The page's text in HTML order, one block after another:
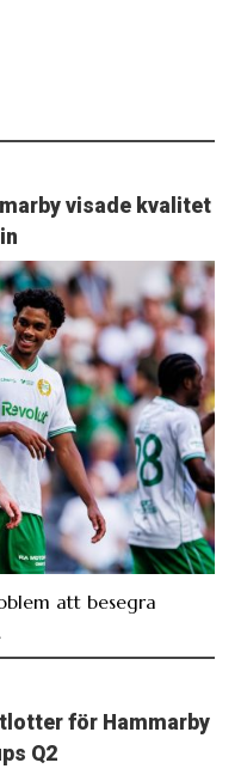
visade kvalitet
att besegra
för Hammarby
Q2